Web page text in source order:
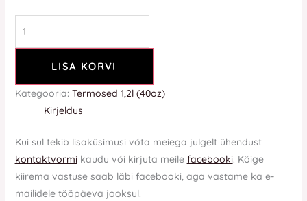
LISA KORVI
Kategooria: Termosed 1,2l (40oz)
Kirjeldus
Kui sul tekib lisaküsimusi võta meiega julgelt ühendust
kontaktvormikaudu või kirjuta meile facebooki. Kõige
kiirema vastuse saab läbi facebooki, aga vastame ka e-
mailidele tööpäeva jooksul.